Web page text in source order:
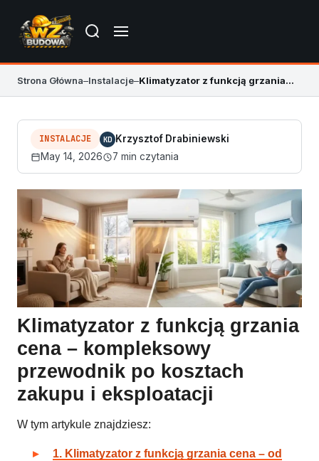
Strona Główna–Instalacje– Klimatyzator z funkcją grzania cena
INSTALACJE KD Krzysztof Drabiniewski
May 14, 2026
7 min czytania
Klimatyzator z funkcją grzania
cena – kompleksowy
przewodnik po kosztach
zakupu i eksploatacji
W tym artykule znajdziesz:
1. Klimatyzator z funkcją grzania cena – od